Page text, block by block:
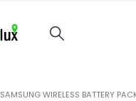
SAMSUNG WIRELESS BATTERY